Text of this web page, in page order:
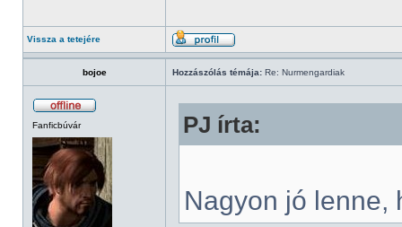
Vissza a tetejére
bojoe Hozzászólás témája: Re: Nurmengardiak
Fanficbúvár PJ írta:
Nagyon jó lenne,